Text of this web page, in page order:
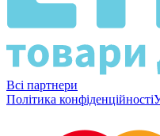
Всі партнери
Політика конфіденційності